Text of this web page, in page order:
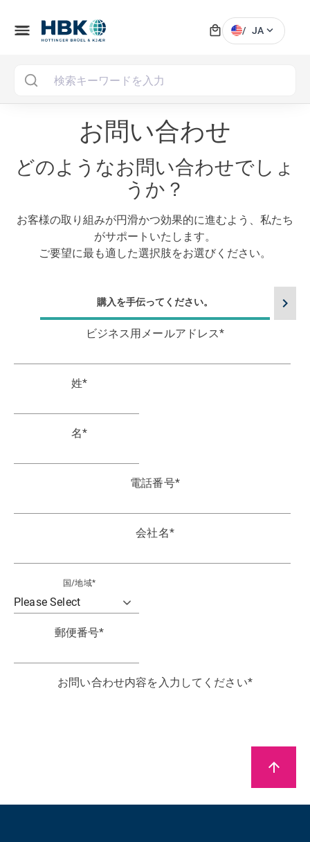
menu local_mall / JA expand_more
お問い合わせ
どのようなお問い合わせでしょ
うか？
お客様の取り組みが円滑かつ効果的に進むよう、私たち
がサポートいたします。
ご要望に最も適した選択肢をお選びください。
購入を手伝ってください。
ビジネス用メールアドレス*
姓*
名*
電話番号*
会社名*
国/地域*
郵便番号*
お問い合わせ内容を入力してください*
HBKからのマーケティング通信（メルマガ等）の受
hbkworld.comによる個人データの保存および処理
chevron_right
arrow_upward